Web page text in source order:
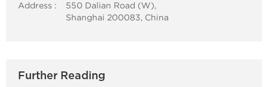
Address :
550 Dalian Road (W),
Shanghai 200083, China
Further Reading